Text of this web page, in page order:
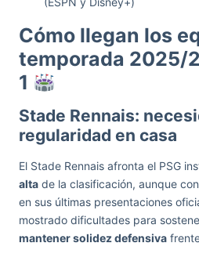
Cómo llegan los
temporada 2025/
1
Stade Rennais:
regularidad en casa
El Stade Rennais afronta el PSG
alta de la clasificación, aunque con
en sus últimas presentaciones
mostrado dificultades para
mantener solidez defensiva